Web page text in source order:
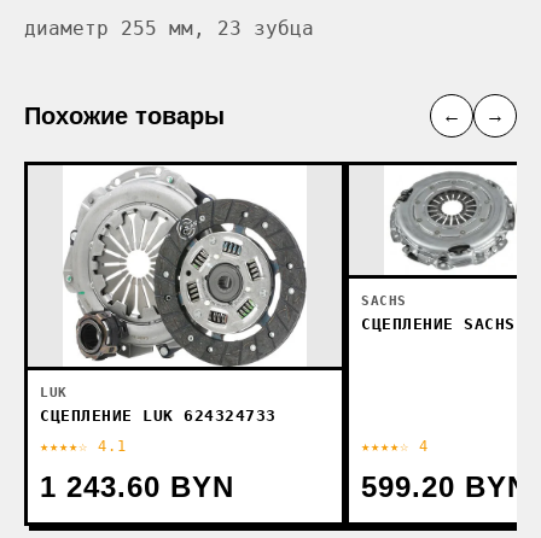
диаметр 255 мм, 23 зубца
Похожие товары ← →
LUK
СЦЕПЛЕНИЕ LUK 624324733
★★★★☆ 4.1
1 243.60 BYN
SACHS
СЦЕПЛЕНИЕ SACHS
★★★★☆ 4
599.20 BYN